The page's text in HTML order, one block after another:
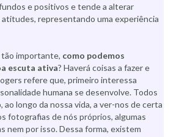
e positivos e tende a alterar
representando uma experiência
importante, como podemos
escuta ativa? Haverá coisas a fazer e
refere que, primeiro interessa
humana se desenvolve. Todos
longo da nossa vida, a ver-nos de certa
fotografias de nós próprios, algumas
nem por isso. Dessa forma, existem